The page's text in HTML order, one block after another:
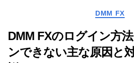
カ
テ
ゴ
リ
ー
DMM FX
DMM FXのログイン方
ンできない主な原因と